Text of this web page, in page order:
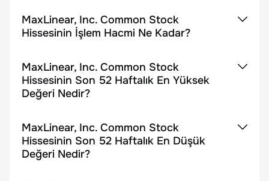
MaxLinear, Inc. Common Stock
Hissesinin İşlem Hacmi Ne Kadar?
MaxLinear, Inc. Common Stock
Hissesinin Son 52 Haftalık En Yüksek
Değeri Nedir?
MaxLinear, Inc. Common Stock
Hissesinin Son 52 Haftalık En Düşük
Değeri Nedir?